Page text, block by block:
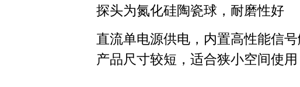
探头为氮化硅陶瓷球，耐磨性好
直流单电源供电，内置高性能信号
产品尺寸较短，适合狭小空间使用